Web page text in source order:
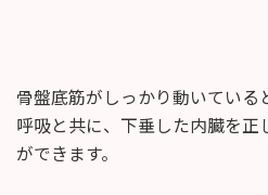
骨盤底筋がしっかり動いている
呼吸と共に、下垂した内臓を正
ができます。